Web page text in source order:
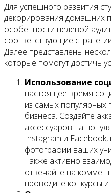
Для успешного развития
декорирования домашних
особенности целевой
соответствующие
Далее представлены
которые помогут достичь
Использование
настоящее время
из самых популярных
бизнеса. Создайте
аксессуаров на
Instagram и Facebook,
фотографии ваших
Также активно
отвечайте на
проводите конкурсы и